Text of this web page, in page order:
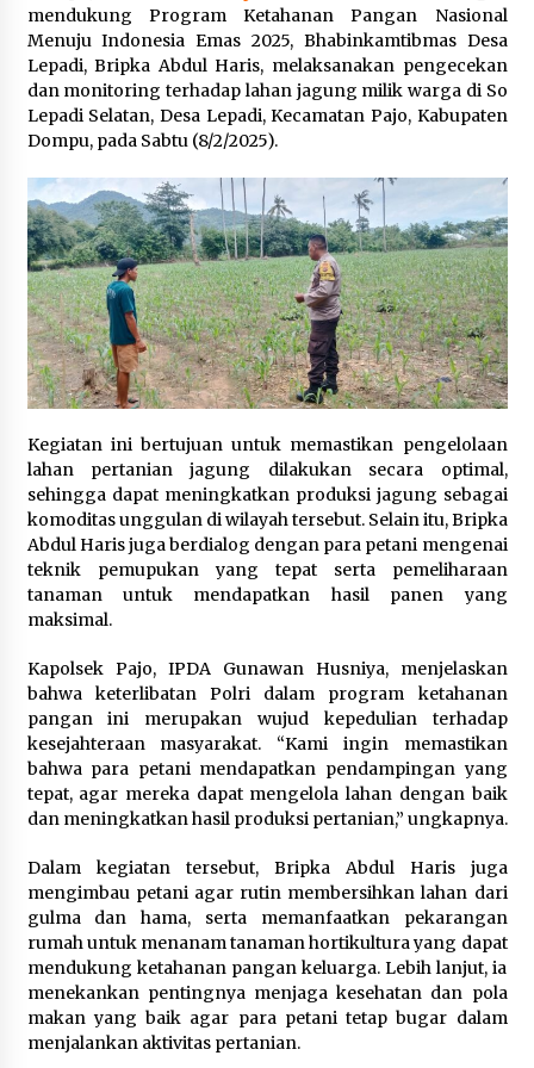
Pelarian terduga Otak Curanmor di Kecamatan
kempo, Berakhir di tangan Tim Opsnal Polsek
Kempo
3 minggu ago
Tim Opsnal Polsek Kempo Amankan salah satu
selama Sepekan
4 minggu ago
Tim Opsnal Polsek Kempo Amankan salah satu
Terduga Curanmor yang sempat jadi DPO
selama Sepekan
4 minggu ago
Sekjen GTKN Desak Revisi PermenPANRB
Nomor 9 Tahun 2026, Soroti Ketidakpastian
Keterbatasan Fiskal Daerah
4 minggu ago
Polsek Pekat Kawal Aksi Petani Tebu Secara
Humanis, Dialog dengan PT SMS Hasilkan
Kesepakatan Awal Demi Menjaga Harkamtibmas
1 bulan ago
SATRESNARKOBA POLRES DOMPU AMANKAN
TERDUGA PELAKU NARKOTIKA DI KECAMATAN
1 bulan ago
mendukung Program Ketahanan Pangan Nasional
Menuju Indonesia Emas 2025, Bhabinkamtibmas Desa
Lepadi, Bripka Abdul Haris, melaksanakan pengecekan
dan monitoring terhadap lahan jagung milik warga di So
Lepadi Selatan, Desa Lepadi, Kecamatan Pajo, Kabupaten
Dompu, pada Sabtu (8/2/2025).
Kegiatan ini bertujuan untuk memastikan pengelolaan
lahan pertanian jagung dilakukan secara optimal,
sehingga dapat meningkatkan produksi jagung sebagai
komoditas unggulan di wilayah tersebut. Selain itu, Bripka
Abdul Haris juga berdialog dengan para petani mengenai
teknik pemupukan yang tepat serta pemeliharaan
tanaman untuk mendapatkan hasil panen yang
maksimal.
Kapolsek Pajo, IPDA Gunawan Husniya, menjelaskan
bahwa keterlibatan Polri dalam program ketahanan
pangan ini merupakan wujud kepedulian terhadap
kesejahteraan masyarakat. “Kami ingin memastikan
bahwa para petani mendapatkan pendampingan yang
tepat, agar mereka dapat mengelola lahan dengan baik
dan meningkatkan hasil produksi pertanian,” ungkapnya.
Dalam kegiatan tersebut, Bripka Abdul Haris juga
mengimbau petani agar rutin membersihkan lahan dari
gulma dan hama, serta memanfaatkan pekarangan
rumah untuk menanam tanaman hortikultura yang dapat
mendukung ketahanan pangan keluarga. Lebih lanjut, ia
menekankan pentingnya menjaga kesehatan dan pola
makan yang baik agar para petani tetap bugar dalam
menjalankan aktivitas pertanian.